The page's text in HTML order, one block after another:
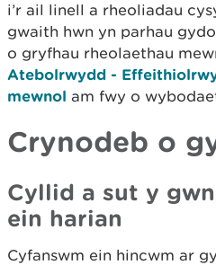
i’r ail linell a rheoliadau
gwaith hwn yn parhau
o gryfhau rheolaethau
Atebolrwydd -
mewnol am fwy o
Crynodeb o
Cyllid a sut y
ein harian
Cyfanswm ein hincwm ar